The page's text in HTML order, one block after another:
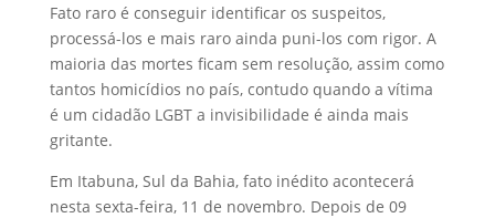
Fato raro é conseguir identificar os suspeitos,
processá-los e mais raro ainda puni-los com rigor. A
maioria das mortes ficam sem resolução, assim como
tantos homicídios no país, contudo quando a vítima
é um cidadão LGBT a invisibilidade é ainda mais
gritante.
Em Itabuna, Sul da Bahia, fato inédito acontecerá
nesta sexta-feira, 11 de novembro. Depois de 09